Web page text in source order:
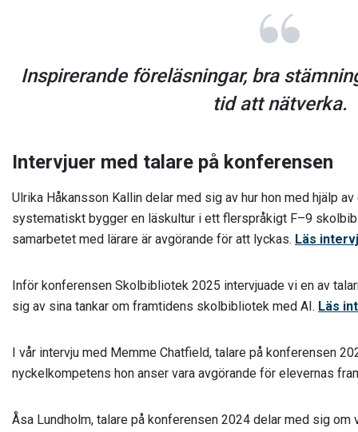
Inspirerande föreläsningar, bra
tid att nätverka.
Intervjuer med talare på konferensen
Ulrika Håkansson Kallin delar med sig av hur hon med hjälp
systematiskt bygger en läskultur i ett flerspråkigt F–9
samarbetet med lärare är avgörande för att lyckas. Läs
Inför konferensen Skolbibliotek 2025 intervjuade vi en av
sig av sina tankar om framtidens skolbibliotek med AI. Läs
I vår intervju med Memme Chatfield, talare på konferensen
nyckelkompetens hon anser vara avgörande för elevernas
Åsa Lundholm, talare på konferensen 2024 delar med sig